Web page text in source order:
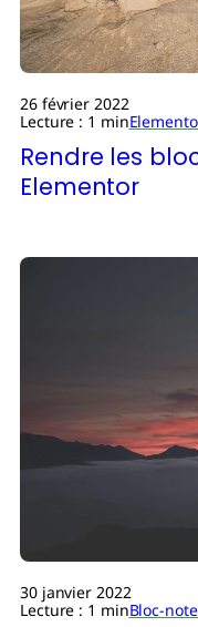
26 février 2022
Lecture : 1 min
Rendre les
Elementor
30 janvier 2022
Lecture : 1 minBloc-